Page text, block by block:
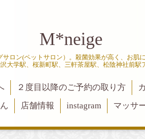
M*neige
ロン(ペットサロン）。殺菌効果が高く、お肌
大学駅、桜新町駅、三軒茶屋駅、松陰神社前駅
２度目以降のご予約の取り方
店舗情報 instagram マッサ